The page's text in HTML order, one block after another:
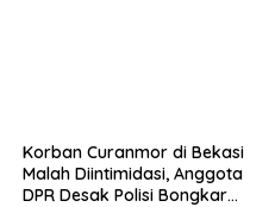
Korban Curanmor di Bekasi
Malah Diintimidasi, Anggota
DPR Desak Polisi Bongkar